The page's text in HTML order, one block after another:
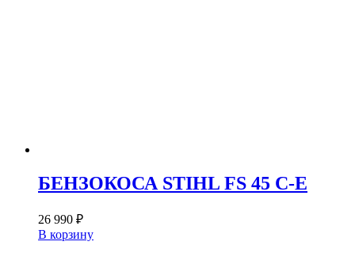
БЕНЗОКОСА STIHL FS 45 C-E
26 990 ₽
В корзину